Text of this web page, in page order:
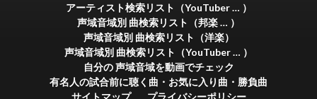
アーティスト検索リスト（YouTuber … ）
声域音域別 曲検索リスト（邦楽 … ）
声域音域別 曲検索リスト（洋楽）
声域音域別 曲検索リスト（YouTuber … ）
自分の 声域音域を動画でチェック
有名人の試合前に聴く曲・お気に入り曲・勝負曲
サイトマップ
プライバシーポリシー